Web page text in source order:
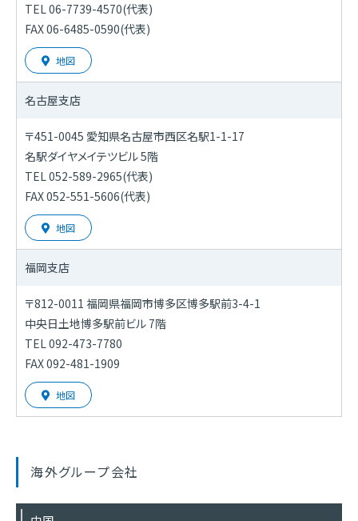
TEL 06-7739-4570(代表)
FAX 06-6485-0590(代表)
地図
名古屋支店
〒451-0045 愛知県名古屋市西区名駅1-1-17
名駅ダイヤメイテツビル 5階
TEL 052-589-2965(代表)
FAX 052-551-5606(代表)
地図
福岡支店
〒812-0011 福岡県福岡市博多区博多駅前3-4-1
中央日土地博多駅前ビル 7階
TEL 092-473-7780
FAX 092-481-1909
地図
海外グループ会社